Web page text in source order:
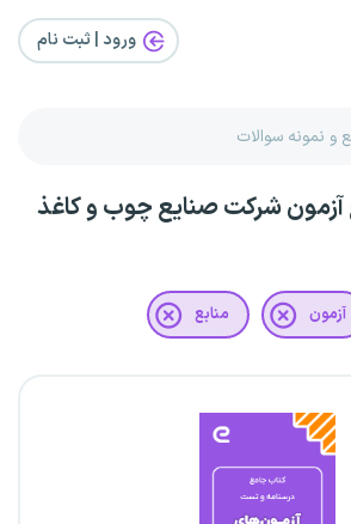
ورود | ثبت‌ نام
آزمون شرکت صنایع چوب و کاغذ
آزمون منابع